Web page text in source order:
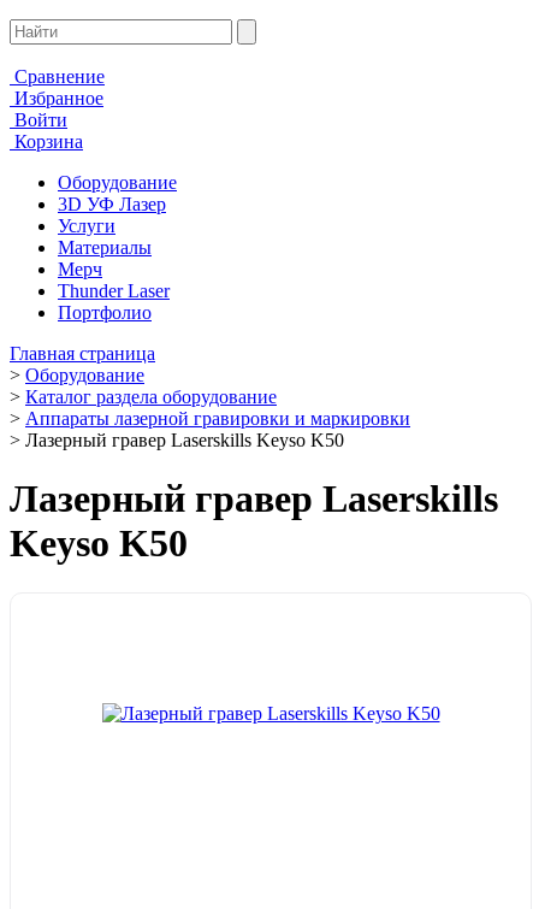
Сравнение
Избранное
Войти
Корзина
Оборудование
3D УФ Лазер
Услуги
Материалы
Мерч
Thunder Laser
Портфолио
Главная страница
> Оборудование
> Каталог раздела оборудование
> Аппараты лазерной гравировки и маркировки
> Лазерный гравер Laserskills Keyso K50
Лазерный гравер Laserskills
Keyso K50